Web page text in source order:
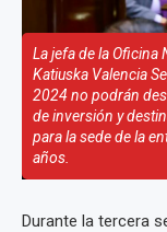
La jefa de la Oficina
Katiuska Valencia
2024 no podrán
de inversión y
para la sede de la
años.
Durante la tercera